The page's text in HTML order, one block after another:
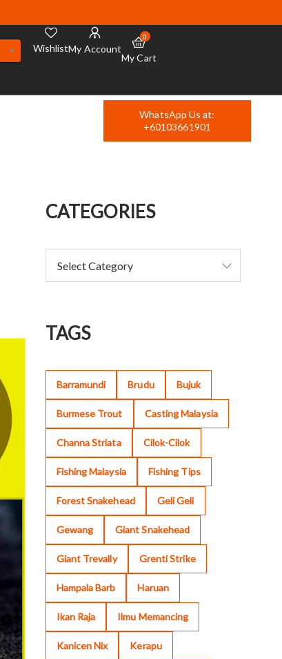
WishlistMy Account
0
My Cart
WhatsApp Us at:
+60103661901
CATEGORIES
TAGS
Barramundi Brudu Bujuk
Burmese Trout Casting Malaysia
Channa Striata Cilok-Cilok
Fishing Malaysia Fishing Tips
Forest Snakehead Geli Geli
Gewang Giant Snakehead
Giant Trevally Grenti Strike
Hampala Barb Haruan
Ikan Raja Ilmu Memancing
Kanicen Nix Kerapu